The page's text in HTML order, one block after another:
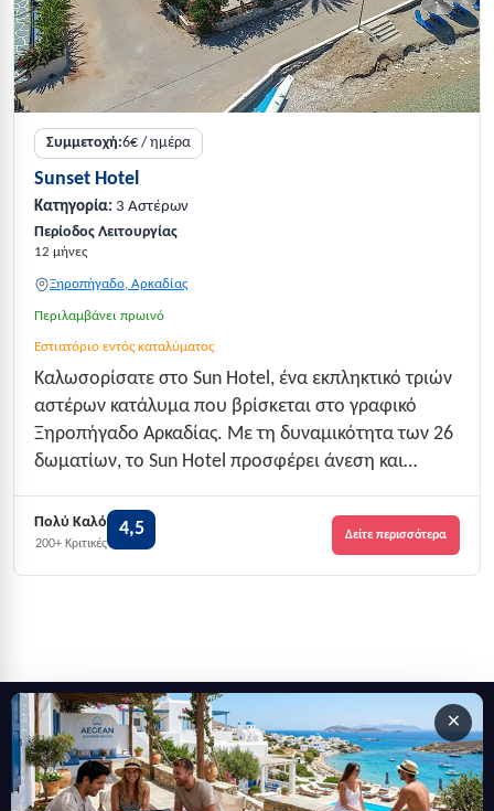
Συμμετοχή:6€ / ημέρα
Sunset Hotel
Κατηγορία: 3 Αστέρων
Περίοδος Λειτουργίας
12 μήνες
Ξηροπήγαδο, Αρκαδίας
Περιλαμβάνει πρωινό
Εστιατόριο εντός καταλύματος
Καλωσορίσατε στο Sun Hotel, ένα εκπληκτικό τριών
αστέρων κατάλυμα που βρίσκεται στο γραφικό
Ξηροπήγαδο Αρκαδίας. Με τη δυναμικότητα των 26
δωματίων, το Sun Hotel προσφέρει άνεση και
επιθυμούν να εξερευνήσουν τη φυσική ομορφιά
της περιοχής. Η τοποθεσία του είναι στρατηγ...
Πολύ Καλό
200+ Κριτικές
4,5 Δείτε περισσότερα
×
Εγγραφείτε στο newsletter μας
Μείνετε ενημερωμένοι με τις τελευταίες ειδήσεις, ανακοινώσεις